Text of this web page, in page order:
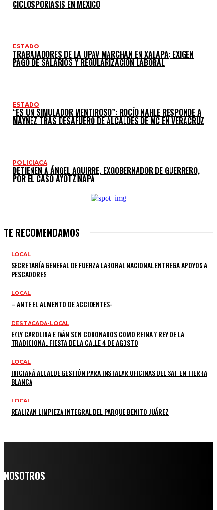
CICLOSPORIASIS EN MÉXICO
ESTADO
TRABAJADORES DE LA UPAV MARCHAN EN XALAPA; EXIGEN
PAGO DE SALARIOS Y REGULARIZACIÓN LABORAL
ESTADO
“ES UN SIMULADOR MENTIROSO”: ROCÍO NAHLE RESPONDE A
MÁYNEZ TRAS DESAFUERO DE ALCALDES DE MC EN VERACRUZ
POLICIACA
DETIENEN A ÁNGEL AGUIRRE, EXGOBERNADOR DE GUERRERO,
POR EL CASO AYOTZINAPA
TE RECOMENDAMOS
LOCAL
SECRETARÍA GENERAL DE FUERZA LABORAL NACIONAL ENTREGA APOYOS A
PESCADORES
LOCAL
– ANTE EL AUMENTO DE ACCIDENTES-
DESTACADA-LOCAL
EZLY CAROLINA E IVÁN SON CORONADOS COMO REINA Y REY DE LA
TRADICIONAL FIESTA DE LA CALLE 4 DE AGOSTO
LOCAL
INICIARÁ ALCALDE GESTIÓN PARA INSTALAR OFICINAS DEL SAT EN TIERRA
BLANCA
LOCAL
REALIZAN LIMPIEZA INTEGRAL DEL PARQUE BENITO JUÁREZ
NOSOTROS